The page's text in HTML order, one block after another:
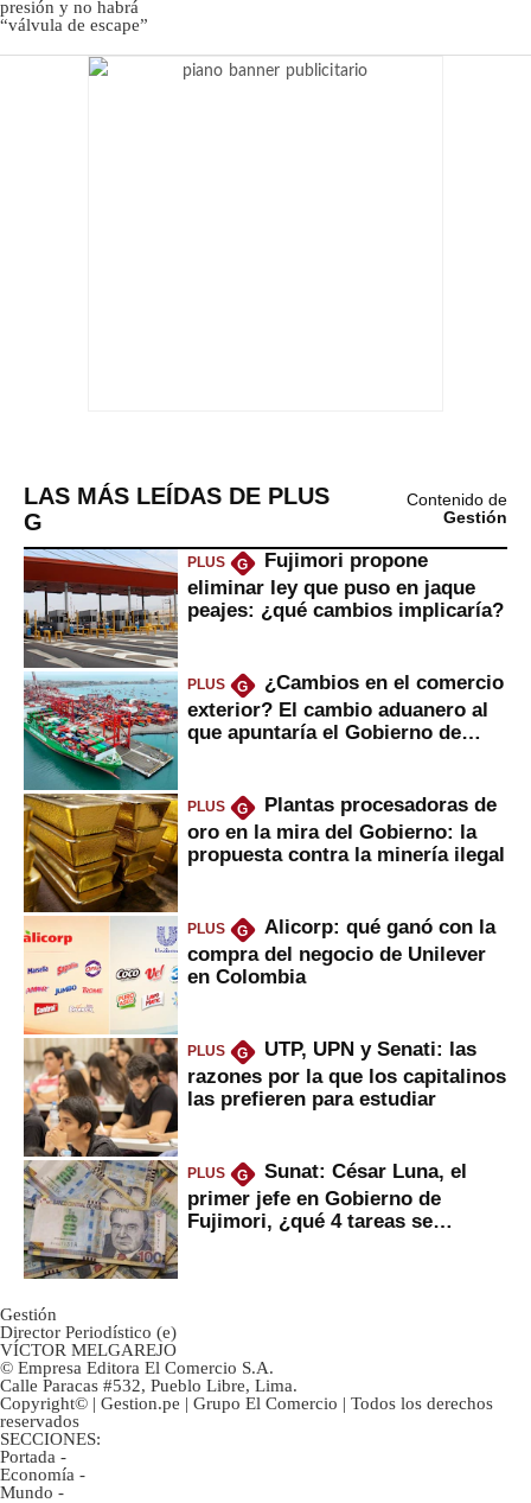
LAS MÁS LEÍDAS DE PLUS
G
Contenido de
Gestión
PLUS G
Fujimori propone
eliminar ley que puso en jaque
peajes: ¿qué cambios implicaría?
PLUS G
¿Cambios en el comercio
exterior? El cambio aduanero al
que apuntaría el Gobierno de
PLUS G
Plantas procesadoras de
oro en la mira del Gobierno: la
propuesta contra la minería ilegal
PLUS G
Alicorp: qué ganó con la
compra del negocio de Unilever
en Colombia
PLUS G
UTP, UPN y Senati: las
razones por la que los capitalinos
las prefieren para estudiar
PLUS G
Sunat: César Luna, el
primer jefe en Gobierno de
Fujimori, ¿qué 4 tareas se
Gestión
Director Periodístico (e)
VÍCTOR MELGAREJO
© Empresa Editora El Comercio S.A.
Calle Paracas #532, Pueblo Libre, Lima.
Copyright© | Gestion.pe | Grupo El Comercio | Todos los derechos
reservados
SECCIONES:
Portada -
Economía -
Mundo -